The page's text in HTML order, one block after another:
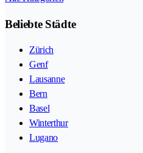
Beliebte Städte
Zürich
Genf
Lausanne
Bern
Basel
Winterthur
Lugano